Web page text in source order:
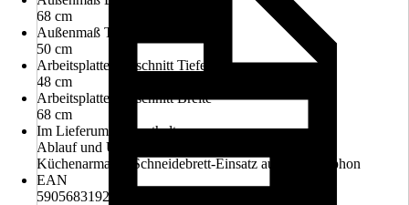
68 cm
Außenmaß Tiefe
50 cm
Arbeitsplattenausschnitt Tiefe
48 cm
Arbeitsplattenausschnitt Breite
68 cm
Im Lieferumfang enthalten
Ablauf und Überlaufgarnitur, Einbauspülbecken,
Küchenarmatur, Schneidebrett-Einsatz aus Holz, Siphon
EAN
5905683192286